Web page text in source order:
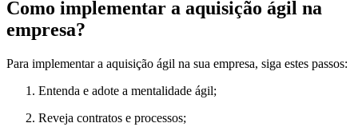
Como implementar a aquisição ágil na
empresa?
Para implementar a aquisição ágil na sua empresa, siga estes passos:
Entenda e adote a mentalidade ágil;
Reveja contratos e processos;